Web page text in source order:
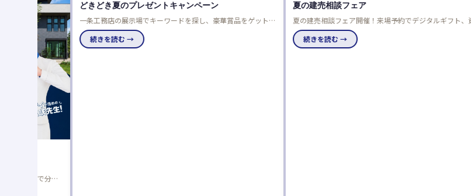
どきどき夏のプレゼントキャンペーン
一条工務店の展示場でキーワードを探し、豪華賞品をゲットし
よう！応募は一人一回限り、当選発表は特設サイトと賞品お届
けで。続きを読む →
夏の建売相談フェア
夏の建売相談フェア開催！来場予約でデジタルギフト、資金相
談でさらにプレゼント。成約特典は最大50万円分の選べる商
品で、家電や引越し費用、家具などがもらえます。
続きを読む →